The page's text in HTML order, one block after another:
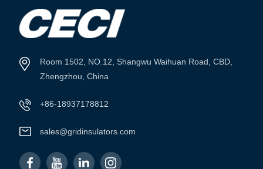
Room 1502, NO.12, Shangwu Waihuan Road, CBD,
Zhengzhou, China
+86-18937178812
sales@gridinsulators.com